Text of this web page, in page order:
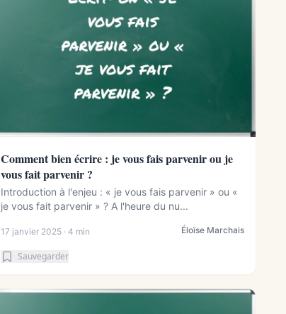
Comment bien écrire : je vous fais parvenir ou je
vous fait parvenir ?
Introduction à l'enjeu : « je vous fais parvenir » ou «
je vous fait parvenir » ? A l'heure du nu...
17 janvier 2025 · 4 min Éloïse Marchais
Sauvegarder